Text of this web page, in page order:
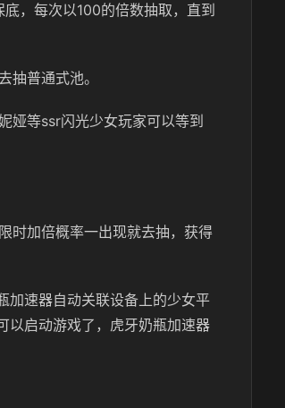
，每次以100的倍数抽取，直到
抽普通式池。
娅等ssr闪光少女玩家可以等到
时加倍概率一出现就去抽，获得
加速器自动关联设备上的少女平
以启动游戏了，虎牙奶瓶加速器